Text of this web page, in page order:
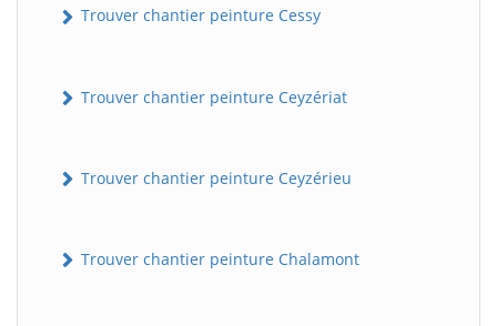
Trouver chantier peinture Cessy
Trouver chantier peinture Ceyzériat
Trouver chantier peinture Ceyzérieu
Trouver chantier peinture Chalamont